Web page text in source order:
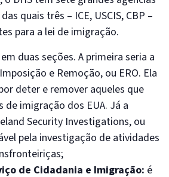
quais três – ICE, USCIS, CBP –
para a lei de imigração.
duas seções. A primeira seria a
e Remoção, ou ERO. Ela
deter e remover aqueles que
de imigração dos EUA. Já a
Security Investigations, ou
pela investigação de atividades
de Cidadania e Imigração: é